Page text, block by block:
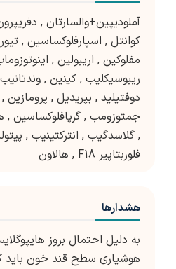
آملودیپین+والسارتان ,
کوانتل , اسپارفلوکساسین ,
مفلوکین , اریبولین ,
ریبوسیکلیب , کینین , وندتانیب
دوفتیلید , بپریدیل , پرومازین ,
جمتوزومب , گرپافلوکساسین ,
, گلاسدگیب , انترکتینیب ,
فلوربتاپیر F18
, هالاون
هشدارها
به دلیل احتمال بروز
هوشیاری سطح قند خون باید